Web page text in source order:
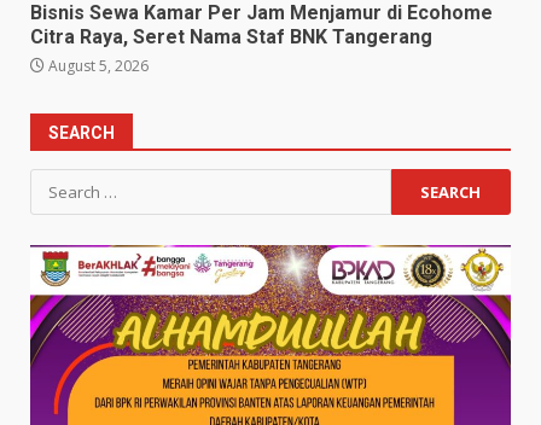
Bisnis Sewa Kamar Per Jam Menjamur di Ecohome
Citra Raya, Seret Nama Staf BNK Tangerang
August 5, 2026
SEARCH
Search
for: